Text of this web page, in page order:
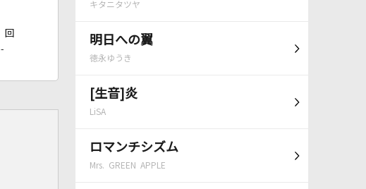
キタニタツヤ
明日への翼
徳永ゆうき
[生音]炎
LiSA
ロマンチシズム
Mrs. GREEN APPLE
回